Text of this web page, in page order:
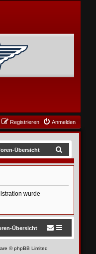
Anmelden
Registrieren
Übersicht
h
wurde
Übersicht
© phpBB Limited